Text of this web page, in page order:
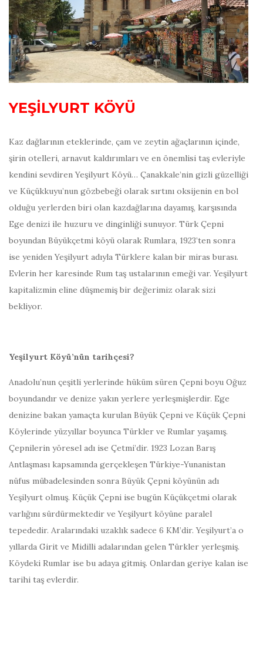
YEŞİLYURT KÖYÜ
Kaz dağlarının eteklerinde, çam ve zeytin ağaçlarının içinde,
şirin otelleri, arnavut kaldırımları ve en önemlisi taş evleriyle
kendini sevdiren Yeşilyurt Köyü… Çanakkale’nin gizli güzelliği
ve Küçükkuyu’nun gözbebeği olarak sırtını oksijenin en bol
olduğu yerlerden biri olan kazdağlarına dayamış, karşısında
Ege denizi ile huzuru ve dinginliği sunuyor. Türk Çepni
boyundan Büyükçetmi köyü olarak Rumlara, 1923’ten sonra
ise yeniden Yeşilyurt adıyla Türklere kalan bir miras burası.
Evlerin her karesinde Rum taş ustalarının emeği var. Yeşilyurt
kapitalizmin eline düşmemiş bir değerimiz olarak sizi
bekliyor.
Yeşilyurt Köyü’nün tarihçesi?
Anadolu’nun çeşitli yerlerinde hüküm süren Çepni boyu Oğuz
boyundandır ve denize yakın yerlere yerleşmişlerdir. Ege
denizine bakan yamaçta kurulan Büyük Çepni ve Küçük Çepni
Köylerinde yüzyıllar boyunca Türkler ve Rumlar yaşamış.
Çepnilerin yöresel adı ise Çetmi’dir. 1923 Lozan Barış
Antlaşması kapsamında gerçekleşen Türkiye-Yunanistan
nüfus mübadelesinden sonra Büyük Çepni köyünün adı
Yeşilyurt olmuş. Küçük Çepni ise bugün Küçükçetmi olarak
varlığını sürdürmektedir ve Yeşilyurt köyüne paralel
tepededir. Aralarındaki uzaklık sadece 6 KM’dir. Yeşilyurt’a o
yıllarda Girit ve Midilli adalarından gelen Türkler yerleşmiş.
Köydeki Rumlar ise bu adaya gitmiş. Onlardan geriye kalan ise
tarihi taş evlerdir.